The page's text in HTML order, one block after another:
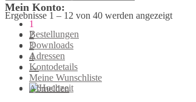
Mein Konto:
Bestellungen
Downloads
Adressen
Kontodetails
Meine Wunschliste
Abmelden
Ergebnisse 1 – 12 von 40 werden angezeigt
1
2
3
4
→